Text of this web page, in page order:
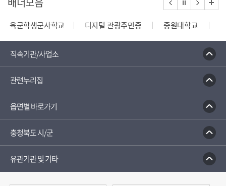
육군학생군사학교 디지털 관광주민증 중원대학교
직속기관/사업소
관련누리집
읍면별 바로가기
충청북도 시/군
유관기관 및 기타